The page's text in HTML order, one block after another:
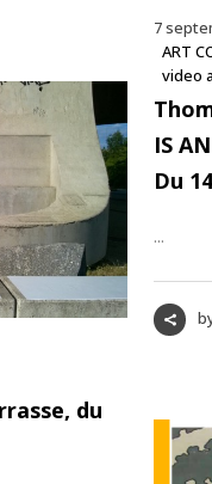
7
ART
video
IS
Du
...
du